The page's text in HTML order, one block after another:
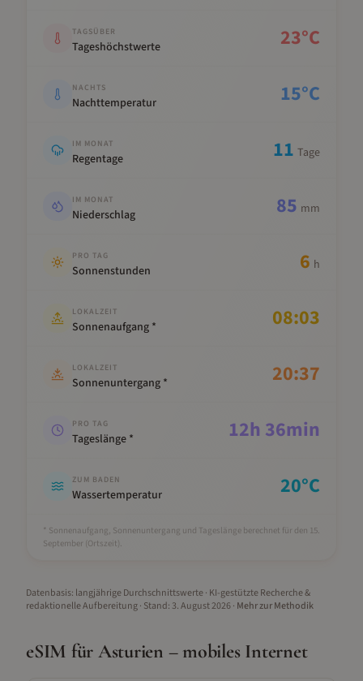
TAGSÜBER
Tageshöchstwerte 23°C
NACHTS
Nachttemperatur 15°C
IM MONAT
Regentage 11 Tage
IM MONAT
Niederschlag 85 mm
PRO TAG
Sonnenstunden 6 h
LOKALZEIT
Sonnenaufgang * 08:03
LOKALZEIT
Sonnenuntergang * 20:37
PRO TAG
Tageslänge * 12h 36min
ZUM BADEN
Wassertemperatur 20°C
* Sonnenaufgang, Sonnenuntergang und Tageslänge berechnet für den 15.
September (Ortszeit).
Datenbasis: langjährige Durchschnittswerte · KI-gestützte Recherche &
redaktionelle Aufbereitung· Stand: 3. August 2026· Mehr zur Methodik
eSIM für Asturien – mobiles Internet